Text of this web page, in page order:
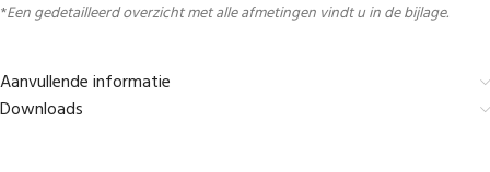
*Een gedetailleerd overzicht met alle afmetingen vindt u in de bijlage.
Aanvullende informatie
Downloads